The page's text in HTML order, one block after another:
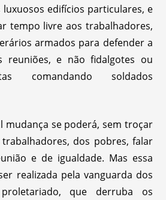
edifícios particulares, e
tempo livre aos trabalhadores,
armados para defender a
reuniões, e não fidalgotes ou
comandando soldados
mudança se poderá, sem troçar
dos pobres, falar
e de igualdade. Mas essa
realizada pela vanguarda dos
que derruba os